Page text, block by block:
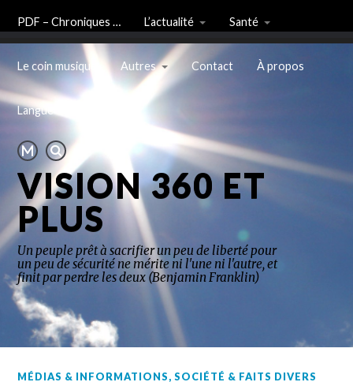
PDF – Chroniques … L’actualité Santé
Le coin musique Autres Contact À propos
Langue
VISION 360 ET
PLUS
Un peuple prêt à sacrifier un peu de liberté pour
un peu de sécurité ne mérite ni l'une ni l'autre, et
finit par perdre les deux (Benjamin Franklin)
MÉDIAS & INFORMATIONS,SOCIÉTÉ & FAITS DIVERS